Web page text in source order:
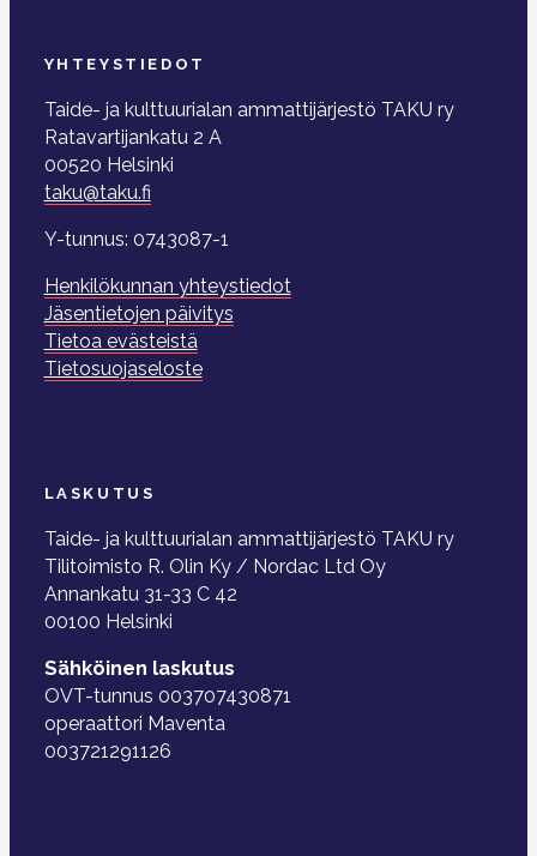
YHTEYSTIEDOT
Taide- ja kulttuurialan ammattijärjestö TAKU ry
Ratavartijankatu 2 A
00520 Helsinki
taku@taku.fi
Y-tunnus: 0743087-1
Henkilökunnan yhteystiedot
Jäsentietojen päivitys
Tietoa evästeistä
Tietosuojaseloste
LASKUTUS
Taide- ja kulttuurialan ammattijärjestö TAKU ry
Tilitoimisto R. Olin Ky / Nordac Ltd Oy
Annankatu 31-33 C 42
00100 Helsinki
Sähköinen laskutus
OVT-tunnus 003707430871
operaattori Maventa
003721291126